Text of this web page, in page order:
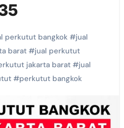
perkutut bangkok#jual
barat#jual perkutut
jakarta barat#jual
#perkutut bangkok